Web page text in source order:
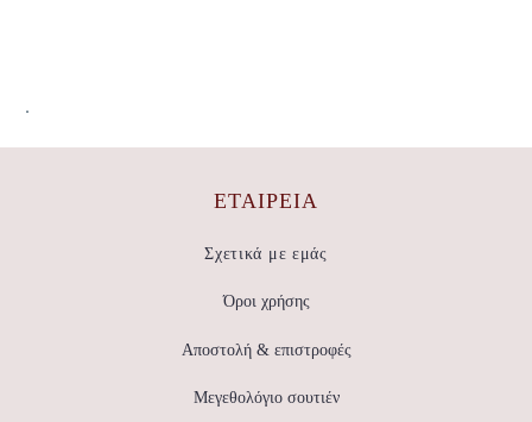
.
ΕΤΑΙΡΕΊΑ
Σχετικά με εμάς
Όροι χρήσης
Αποστολή & επιστροφές
Μεγεθολόγιο σουτιέν